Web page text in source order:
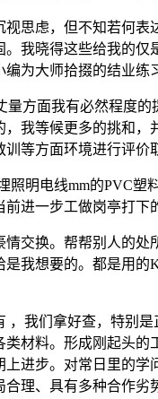
虑，但不知若何表
我晓得这些给我的
为大师拾掇的结业
面我有必然程度的
我等候更多的挑和
等方面环境进行评
电线mm的PVC塑
进一步工做岗亭打下
换。帮帮别人的处
我想要的。都是用
们拿好查，特别是
材料。形成刚起头
进步。对常日里的
理、具有多种合作劣